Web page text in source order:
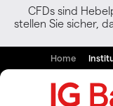
CFDs sind
stellen Sie sicher,
Home